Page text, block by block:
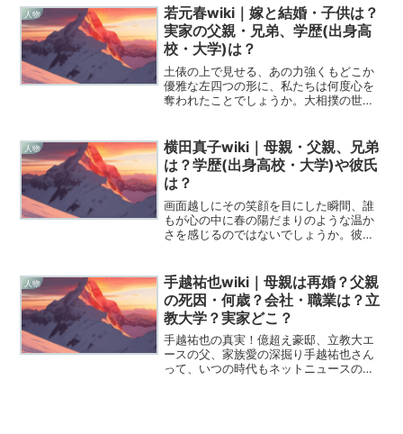
位の快記録を叩き出し、さらに日本選手
権直後に電撃結婚を発表...
人物
若元春wiki｜嫁と結婚・子供は？
実家の父親・兄弟、学歴(出身高
校・大学)は？
土俵の上で見せる、あの力強くもどこか
優雅な左四つの形に、私たちは何度心を
奪われたことでしょうか。大相撲の世界
果だけでは語り尽くせません。彼の歩ん
できた道のりは、決して平...
人物
横田真子wiki｜母親・父親、兄弟
は？学歴(出身高校・大学)や彼氏
は？
画面越しにその笑顔を目にした瞬間、誰
もが心の中に春の陽だまりのような温か
さを感じるのではないでしょうか。彼女
強く進み始めたばかりの18歳です。プロ
ゴルファーの父と元アイ...
人物
手越祐也wiki｜母親は再婚？父親
の死因・何歳？会社・職業は？立
教大学？実家どこ？
手越祐也の真実！億超え豪邸、立教大エ
ースの父、家族愛の深掘り手越祐也さん
って、いつの時代もネットニュースの主